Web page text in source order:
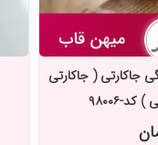
جاکارتی ( جاکارتی
۹۸۰۰۶